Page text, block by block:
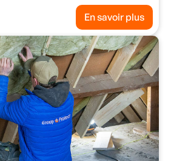
En savoir plus